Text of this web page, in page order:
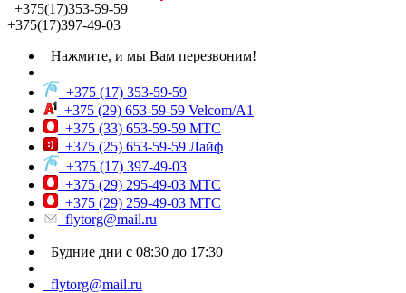
+375(17)353-59-59
+375(17)397-49-03
Нажмите, и мы Вам перезвоним!
+375 (17) 353-59-59
+375 (29) 653-59-59 Velcom/A1
+375 (33) 653-59-59 МТС
+375 (25) 653-59-59 Лайф
+375 (17) 397-49-03
+375 (29) 295-49-03 МТС
+375 (29) 259-49-03 МТС
flytorg@mail.ru
Будние дни с 08:30 до 17:30
flytorg@mail.ru